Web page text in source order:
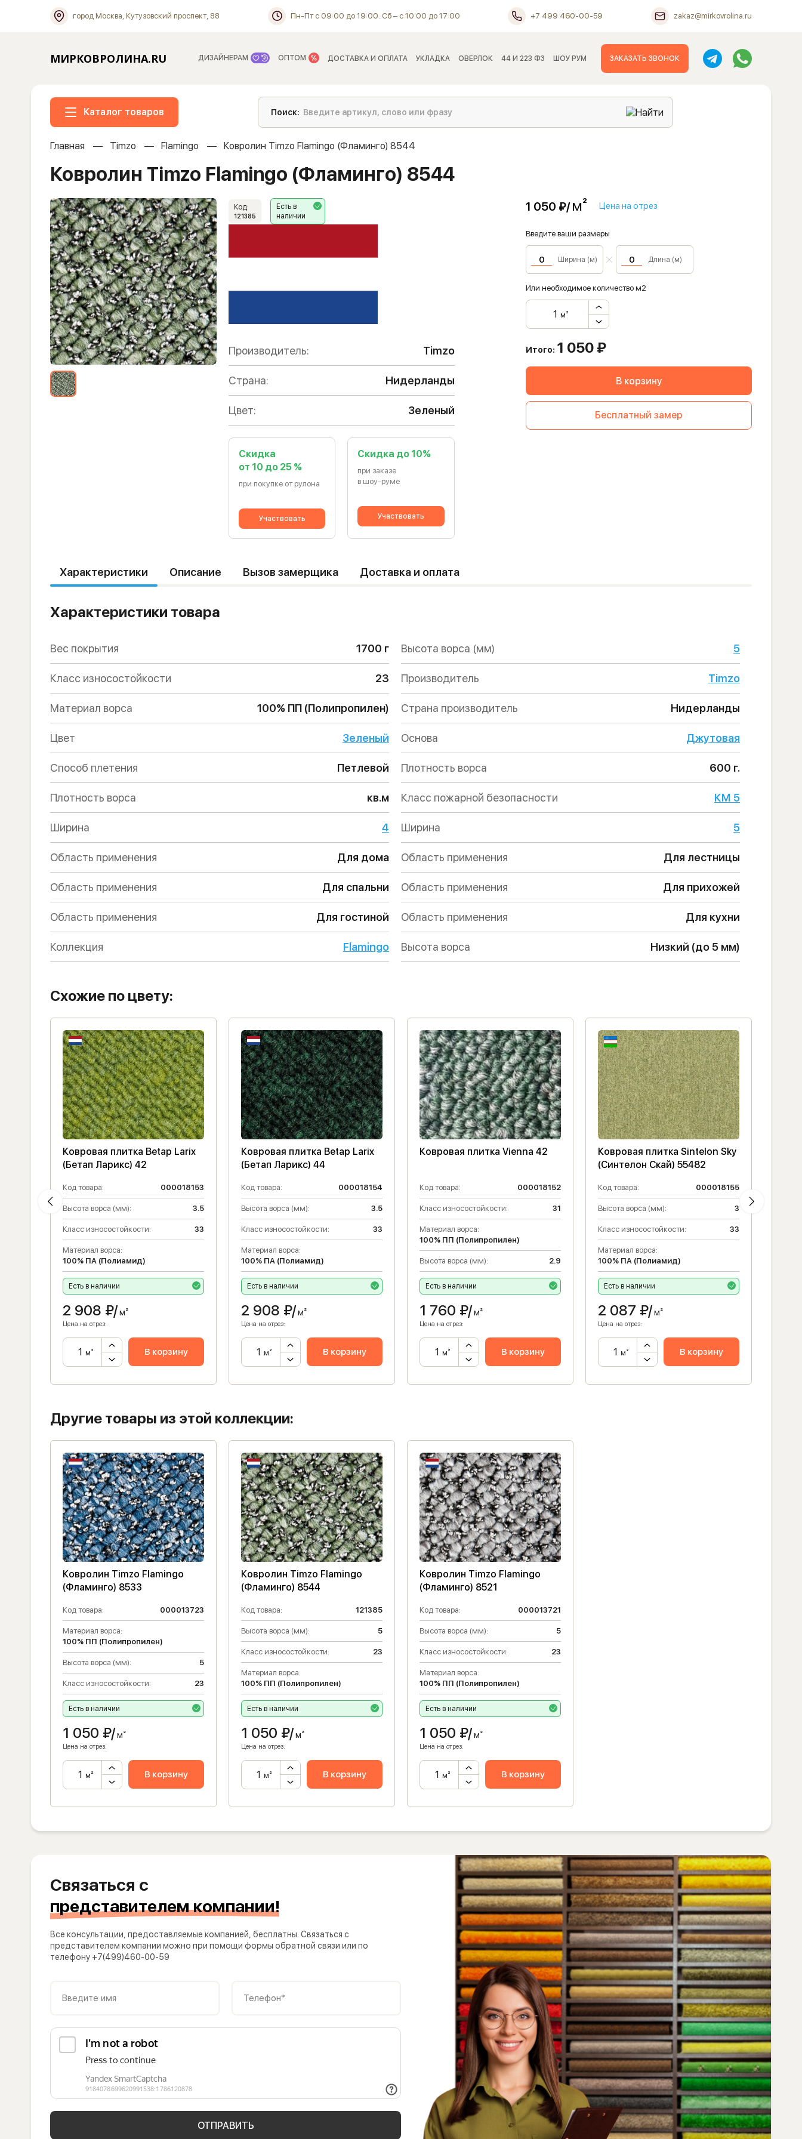
город Москва, Кутузовский проспект, 88 Пн-Пт с 09:00 до 19:00. Сб – с 10:00 до 17:00 +7 499 460-00-59 zakaz@mirkovrolina.ru
МИРКОВРОЛИНА.RU ДИЗАЙНЕРАМ ОПТОМ ДОСТАВКА И ОПЛАТА УКЛАДКА ОВЕРЛОК 44 И 223 ФЗ ШОУ РУМ ЗАКАЗАТЬ ЗВОНОК
Каталог товаров
Главная Timzo Flamingo Ковролин Timzo Flamingo (Фламинго) 8544
Ковролин Timzo Flamingo (Фламинго) 8544
Код:
121385
Есть в
наличии
Производитель: Timzo
Страна: Нидерланды
Цвет: Зеленый
Скидка
от 10 до 25 %
при покупке от рулона
Участвовать
Cкидка до 10%
при заказе
в шоу-руме
Участвовать
1 050 ₽/м² Цена на отрез
Введите ваши размеры
Ширина (м) Длина (м)
Или необходимое количество м2
м²
Итого: 1 050 ₽
В корзину
Бесплатный замер
Характеристики Описание Вызов замерщика Доставка и оплата
Характеристики товара
Вес покрытия 1700 г Высота ворса (мм) 5
Класс износостойкости 23 Производитель Timzo
Материал ворса 100% ПП (Полипропилен) Страна производитель Нидерланды
Цвет Зеленый Основа Джутовая
Способ плетения Петлевой Плотность ворса 600 г.
Плотность ворса кв.м Класс пожарной безопасности КМ 5
Ширина 4 Ширина 5
Область применения Для дома Область применения Для лестницы
Область применения Для спальни Область применения Для прихожей
Область применения Для гостиной Область применения Для кухни
Коллекция Flamingo Высота ворса Низкий (до 5 мм)
Схожие по цвету:
Ковровая плитка Betap Larix
(Бетап Ларикс) 42
Код товара: 000018153
Высота ворса (мм): 3.5
Класс износостойкости: 33
Материал ворса:
100% ПА (Полиамид)
Есть в наличии
2 908 ₽/м²
Цена на отрез:
м² В корзину
Ковровая плитка Betap Larix
(Бетап Ларикс) 44
Код товара: 000018154
Высота ворса (мм): 3.5
Класс износостойкости: 33
Материал ворса:
100% ПА (Полиамид)
Есть в наличии
2 908 ₽/м²
Цена на отрез:
м² В корзину
Ковровая плитка Vienna 42
Код товара: 000018152
Класс износостойкости: 31
Материал ворса:
100% ПП (Полипропилен)
Высота ворса (мм): 2.9
Есть в наличии
1 760 ₽/м²
Цена на отрез:
м² В корзину
Ковровая плитка Sintelon Sky
(Синтелон Скай) 55482
Код товара: 000018155
Высота ворса (мм): 3
Класс износостойкости: 33
Материал ворса:
100% ПА (Полиамид)
Есть в наличии
2 087 ₽/м²
Цена на отрез:
м² В корзину
Другие товары из этой коллекции:
Ковролин Timzo Flamingo
(Фламинго) 8533
Код товара: 000013723
Материал ворса:
100% ПП (Полипропилен)
Высота ворса (мм): 5
Класс износостойкости: 23
Есть в наличии
1 050 ₽/м²
Цена на отрез:
м² В корзину
Ковролин Timzo Flamingo
(Фламинго) 8544
Код товара: 121385
Высота ворса (мм): 5
Класс износостойкости: 23
Материал ворса:
100% ПП (Полипропилен)
Есть в наличии
1 050 ₽/м²
Цена на отрез:
м² В корзину
Ковролин Timzo Flamingo
(Фламинго) 8521
Код товара: 000013721
Высота ворса (мм): 5
Класс износостойкости: 23
Материал ворса:
100% ПП (Полипропилен)
Есть в наличии
1 050 ₽/м²
Цена на отрез:
м² В корзину
Связаться с
представителем компании!
Все консультации, предоставляемые компанией, бесплатны. Связаться с
представителем компании можно при помощи формы обратной связи или по
телефону +7(499)460-00-59
Введите имя Телефон*
ОТПРАВИТЬ